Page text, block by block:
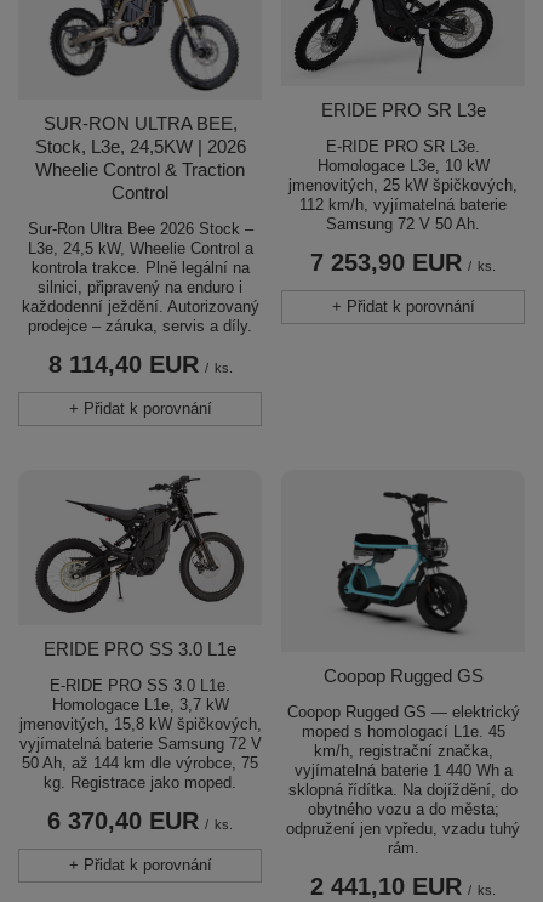
SUR-RON ULTRA BEE,
Stock, L3e, 24,5KW | 2026
Wheelie Control & Traction
Control
Sur-Ron Ultra Bee 2026 Stock –
L3e, 24,5 kW, Wheelie Control a
kontrola trakce. Plně legální na
silnici, připravený na enduro i
každodenní ježdění. Autorizovaný
prodejce – záruka, servis a díly.
8 114,40 EUR / ks.
+ Přidat k porovnání
ERIDE PRO SR L3e
E-RIDE PRO SR L3e.
Homologace L3e, 10 kW
jmenovitých, 25 kW špičkových,
112 km/h, vyjímatelná baterie
Samsung 72 V 50 Ah.
7 253,90 EUR / ks.
+ Přidat k porovnání
ERIDE PRO SS 3.0 L1e
E-RIDE PRO SS 3.0 L1e.
Homologace L1e, 3,7 kW
jmenovitých, 15,8 kW špičkových,
vyjímatelná baterie Samsung 72 V
50 Ah, až 144 km dle výrobce, 75
kg. Registrace jako moped.
6 370,40 EUR / ks.
+ Přidat k porovnání
Coopop Rugged GS
Coopop Rugged GS — elektrický
moped s homologací L1e. 45
km/h, registrační značka,
vyjímatelná baterie 1 440 Wh a
sklopná řídítka. Na dojíždění, do
obytného vozu a do města;
odpružení jen vpředu, vzadu tuhý
rám.
2 441,10 EUR / ks.